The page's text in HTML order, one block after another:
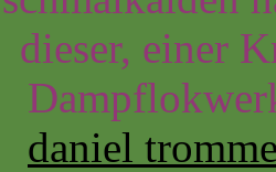
dieser, einer
daniel